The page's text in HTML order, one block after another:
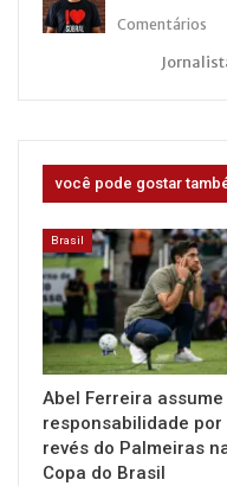
Comentários
você pode gostar
Brasil
Abel Ferreira assume
responsabilidade por
revés do Palmeiras
Copa do Brasil